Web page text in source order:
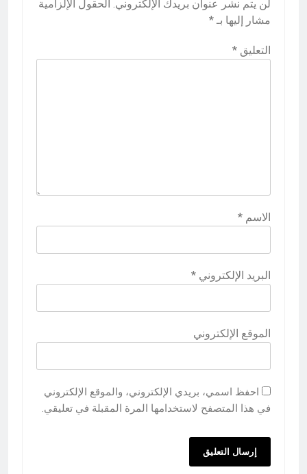
لن يتم نشر عنوان بريدك الإلكتروني. الحقول الإلزامية
مشار إليها بـ *
التعليق *
الاسم *
البريد الإلكتروني *
الموقع الإلكتروني
احفظ اسمي، بريدي الإلكتروني، والموقع الإلكتروني
في هذا المتصفح لاستخدامها المرة المقبلة في تعليقي.